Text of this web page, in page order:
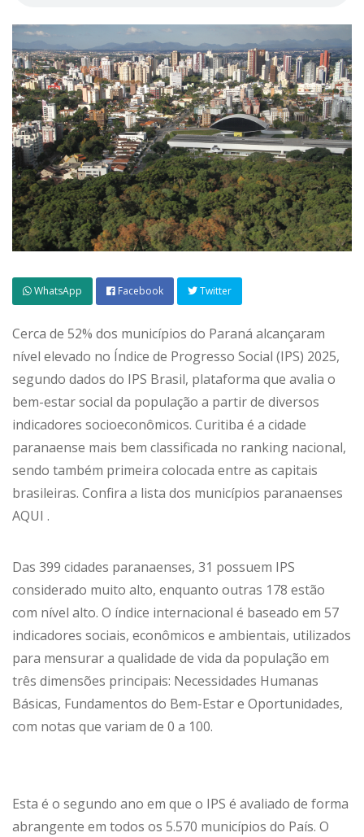
WhatsApp Facebook Twitter
Cerca de 52% dos municípios do Paraná alcançaram
nível elevado no Índice de Progresso Social (IPS) 2025,
segundo dados do IPS Brasil, plataforma que avalia o
bem-estar social da população a partir de diversos
indicadores socioeconômicos. Curitiba é a cidade
paranaense mais bem classificada no ranking nacional,
sendo também primeira colocada entre as capitais
brasileiras. Confira a lista dos municípios paranaenses
AQUI .
Das 399 cidades paranaenses, 31 possuem IPS
considerado muito alto, enquanto outras 178 estão
com nível alto. O índice internacional é baseado em 57
indicadores sociais, econômicos e ambientais, utilizados
para mensurar a qualidade de vida da população em
três dimensões principais: Necessidades Humanas
Básicas, Fundamentos do Bem-Estar e Oportunidades,
com notas que variam de 0 a 100.
Esta é o segundo ano em que o IPS é avaliado de forma
abrangente em todos os 5.570 municípios do País. O